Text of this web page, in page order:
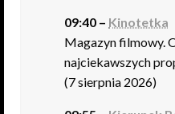
09:40 – Kinotetka
Magazyn filmowy.
najciekawszych
(7 sierpnia 2026)